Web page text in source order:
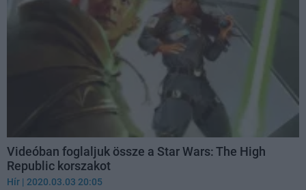
Videóban foglaljuk össze a Star Wars: The High
Republic korszakot
Hír | 2020.03.03 20:05